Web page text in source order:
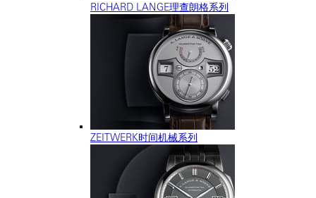
RICHARD LANGE理查朗格系列
ZEITWERK时间机械系列